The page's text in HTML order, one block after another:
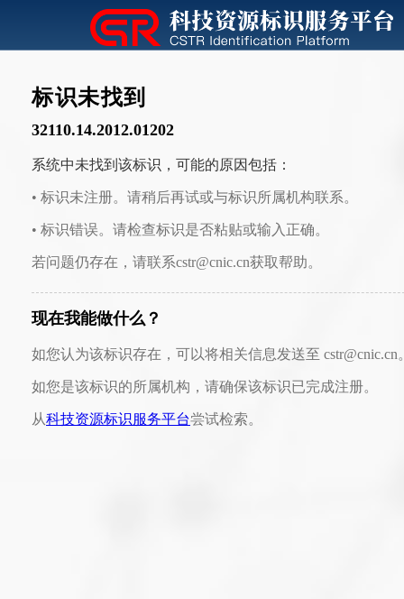
标识未找到
32110.14.2012.01202
系统中未找到该标识，可能的原因包括：
• 标识未注册。请稍后再试或与标识所属机构联系。
• 标识错误。请检查标识是否粘贴或输入正确。
若问题仍存在，请联系cstr@cnic.cn获取帮助。
现在我能做什么？
如您认为该标识存在，可以将相关信息发送至 cstr@cnic.cn
如您是该标识的所属机构，请确保该标识已完成注册。
从科技资源标识服务平台尝试检索。